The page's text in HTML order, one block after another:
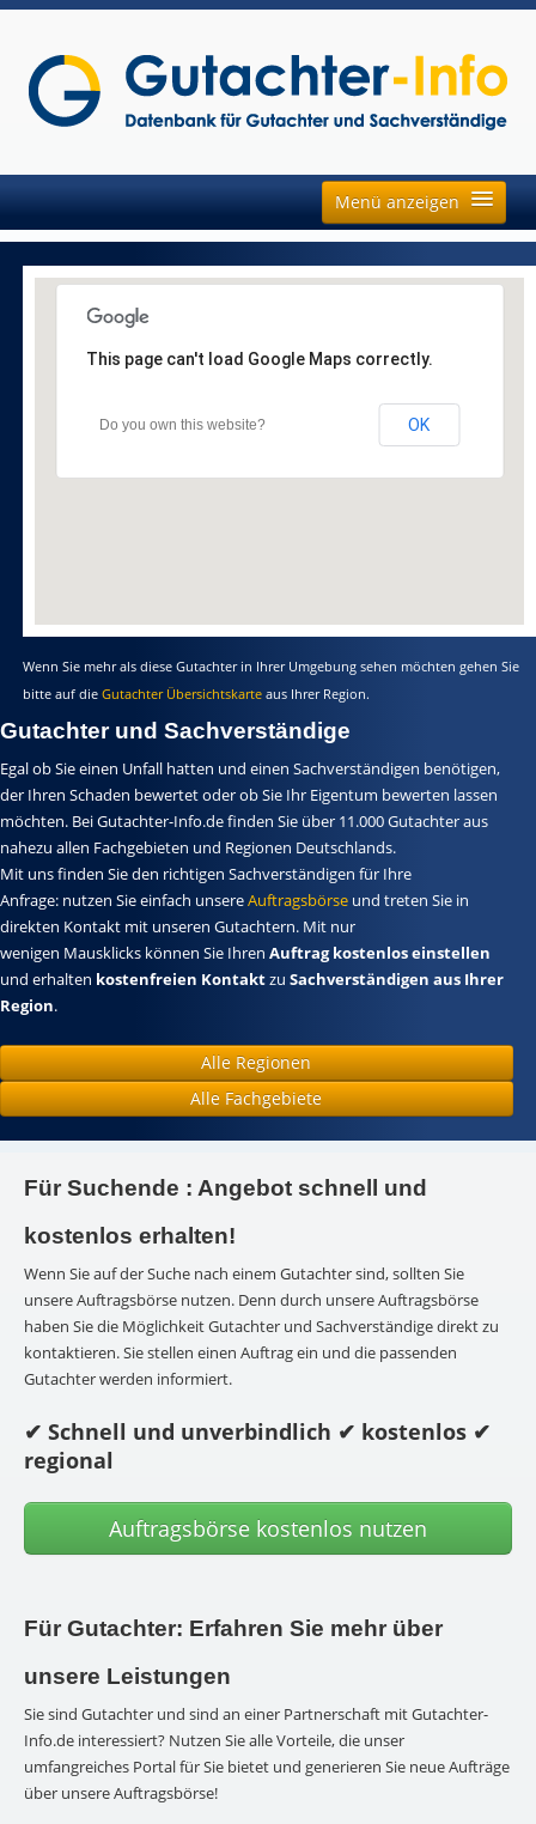
Menü anzeigen
Auftragsbörse
Neu
RegionenThis page can't load Google Maps correctly.
Do you own this website? OK
Wenn Sie mehr als diese Gutachter in Ihrer Umgebung sehen möchten gehen Sie
bitte auf dieGutachter Übersichtskarte aus Ihrer Region.
Gutachter und Sachverständige
Egal ob Sie einen Unfall hatten und einen Sachverständigen benötigen,
der Ihren Schaden bewertet oder ob Sie Ihr Eigentum bewerten lassen
möchten. Bei Gutachter-Info.de finden Sie über 11.000 Gutachter aus
nahezu allen Fachgebieten und Regionen Deutschlands.
Mit uns finden Sie den richtigen Sachverständigen für Ihre
Anfrage: nutzen Sie einfach unsereAuftragsbörse und treten Sie in
direkten Kontakt mit unseren Gutachtern. Mit nur
wenigen Mausklicks können Sie Ihren Auftrag kostenlos einstellen
und erhalten kostenfreien Kontaktzu Sachverständigen aus Ihrer
Region.
Alle Regionen
Alle Fachgebiete
Für Suchende : Angebot schnell und
kostenlos erhalten!
Wenn Sie auf der Suche nach einem Gutachter sind, sollten Sie
unsere Auftragsbörse nutzen. Denn durch unsere Auftragsbörse
haben Sie die Möglichkeit Gutachter und Sachverständige direkt zu
kontaktieren. Sie stellen einen Auftrag ein und die passenden
Gutachter werden informiert.
✔ Schnell und unverbindlich ✔ kostenlos ✔
regional
Auftragsbörse kostenlos nutzen
Für Gutachter: Erfahren Sie mehr über
unsere Leistungen
Sie sind Gutachter und sind an einer Partnerschaft mit Gutachter-
Info.de interessiert? Nutzen Sie alle Vorteile, die unser
umfangreiches Portal für Sie bietet und generieren Sie neue Aufträge
über unsere Auftragsbörse!